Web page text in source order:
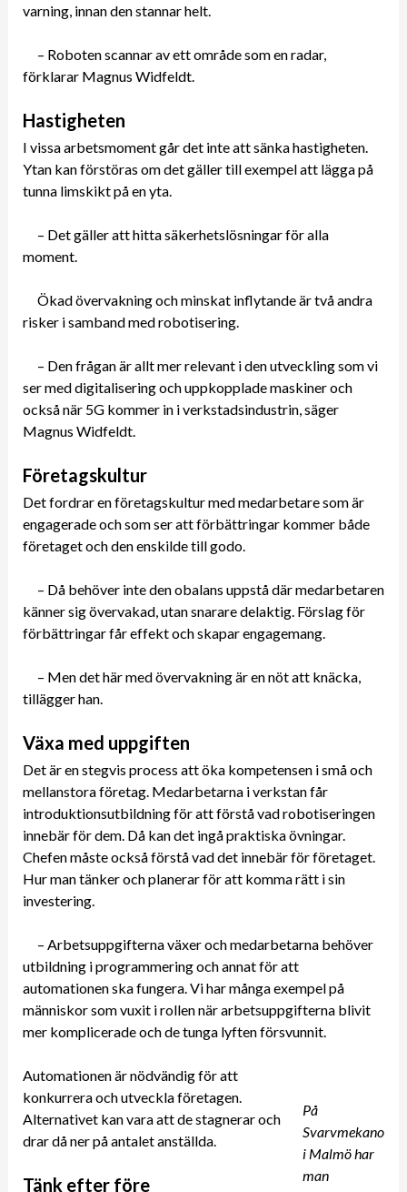
varning, innan den stannar helt.
– Roboten scannar av ett område som en radar,
förklarar Magnus Widfeldt.
Hastigheten
I vissa arbetsmoment går det inte att sänka hastigheten.
Ytan kan förstöras om det gäller till exempel att lägga på
tunna limskikt på en yta.
– Det gäller att hitta säkerhetslösningar för alla
moment.
Ökad övervakning och minskat inflytande är två andra
risker i samband med robotisering.
– Den frågan är allt mer relevant i den utveckling som vi
ser med digitalisering och uppkopplade maskiner och
också när 5G kommer in i verkstadsindustrin, säger
Magnus Widfeldt.
Företagskultur
Det fordrar en företagskultur med medarbetare som är
engagerade och som ser att förbättringar kommer både
företaget och den enskilde till godo.
– Då behöver inte den obalans uppstå där medarbetaren
känner sig övervakad, utan snarare delaktig. Förslag för
förbättringar får effekt och skapar engagemang.
– Men det här med övervakning är en nöt att knäcka,
tillägger han.
Växa med uppgiften
Det är en stegvis process att öka kompetensen i små och
mellanstora företag. Medarbetarna i verkstan får
introduktionsutbildning för att förstå vad robotiseringen
innebär för dem. Då kan det ingå praktiska övningar.
Chefen måste också förstå vad det innebär för företaget.
Hur man tänker och planerar för att komma rätt i sin
investering.
– Arbetsuppgifterna växer och medarbetarna behöver
utbildning i programmering och annat för att
automationen ska fungera. Vi har många exempel på
människor som vuxit i rollen när arbetsuppgifterna blivit
mer komplicerade och de tunga lyften försvunnit.
På
Svarvmekano
i Malmö har
man
Automationen är nödvändig för att
konkurrera och utveckla företagen.
Alternativet kan vara att de stagnerar och
drar då ner på antalet anställda.
Tänk efter före